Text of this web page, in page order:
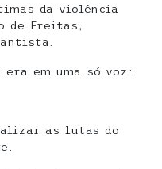
da violência
de Freitas,
era em uma só voz:
as lutas do